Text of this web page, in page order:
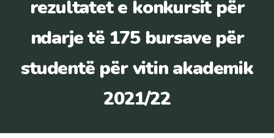
rezultatet e konkursit për
ndarje të 175 bursave për
studentë për vitin akademik
2021/22